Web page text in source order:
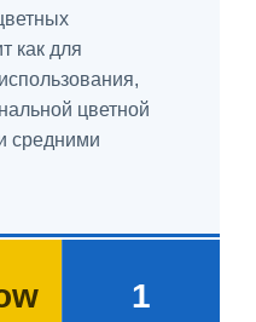
как для
цветной
средними
1